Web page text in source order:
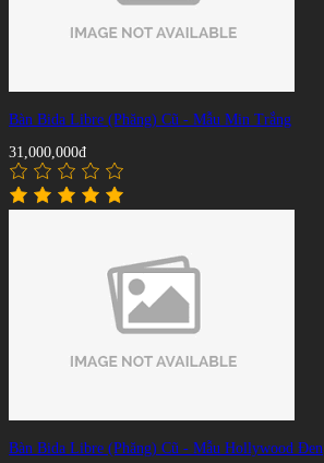
Bàn Bida Libre (Phăng) Cũ - Mẫu Min Trắng
31,000,000đ
Bàn Bida Libre (Phăng) Cũ - Mẫu Hollywood Đen